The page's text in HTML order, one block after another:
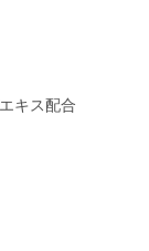
キス配合